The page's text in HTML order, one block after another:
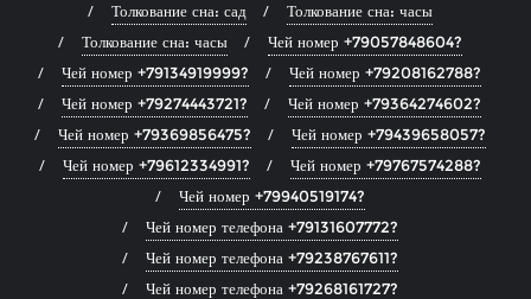
Толкование сна: сад
Толкование сна: часы
Толкование сна: часы
Чей номер +79057848604?
Чей номер +79134919999?
Чей номер +79208162788?
Чей номер +79274443721?
Чей номер +79364274602?
Чей номер +79369856475?
Чей номер +79439658057?
Чей номер +79612334991?
Чей номер +79767574288?
Чей номер +79940519174?
Чей номер телефона +79131607772?
Чей номер телефона +79238767611?
Чей номер телефона +79268161727?